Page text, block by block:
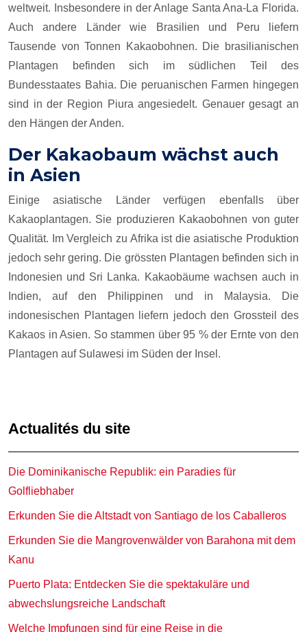
weltweit. Insbesondere in der Anlage Santa Ana-La Florida.
Auch andere Länder wie Brasilien und Peru liefern
Tausende von Tonnen Kakaobohnen. Die brasilianischen
Plantagen befinden sich im südlichen Teil des
Bundesstaates Bahia. Die peruanischen Farmen hingegen
sind in der Region Piura angesiedelt. Genauer gesagt an
den Hängen der Anden.
Der Kakaobaum wächst auch
in Asien
Einige asiatische Länder verfügen ebenfalls über
Kakaoplantagen. Sie produzieren Kakaobohnen von guter
Qualität. Im Vergleich zu Afrika ist die asiatische Produktion
jedoch sehr gering. Die grössten Plantagen befinden sich in
Indonesien und Sri Lanka. Kakaobäume wachsen auch in
Indien, auf den Philippinen und in Malaysia. Die
indonesischen Plantagen liefern jedoch den Grossteil des
Kakaos in Asien. So stammen über 95 % der Ernte von den
Plantagen auf Sulawesi im Süden der Insel.
Actualités du site
Die Dominikanische Republik: ein Paradies für
Golfliebhaber
Erkunden Sie die Altstadt von Santiago de los Caballeros
Erkunden Sie die Mangrovenwälder von Barahona mit dem
Kanu
Puerto Plata: Entdecken Sie die spektakuläre und
abwechslungsreiche Landschaft
Welche Impfungen sind für eine Reise in die